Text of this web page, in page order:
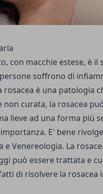
con macchie estese, è
soffrono di
rosacea è una patologia
non curata, la rosacea
lieve ad una forma più
E' bene
Venereologia. La
può essere trattata e
di risolvere la rosacea